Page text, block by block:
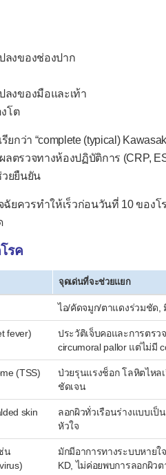
ลงของช่องปาก
ลงของมือและเท้า
โต
ยกว่า “complete (typical)
ลตรวจทางห้องปฏิบัติการ (CRP,
วยยืนยัน
ฉัยควรทำให้เร็วก่อนวันที่ 10 ของ
รค
จุดเด่นที่จะช่วยแยก
ไอ/คัดจมูก/ตาแดงร่วมชัด,
fever)
ประวัติเจ็บคอและการตรว
circumoral pallor แต่ไม่มี
(TSS)
ป่วยรุนแรงช็อก โลหิตไหล
ชัดเจน
skin
ลอกผิวทั่วเรือนร่างแบบเป็
หัวใจ
น
มักมีอาการทางระบบหายใ
KD, ไม่ค่อยพบการลอกผิว